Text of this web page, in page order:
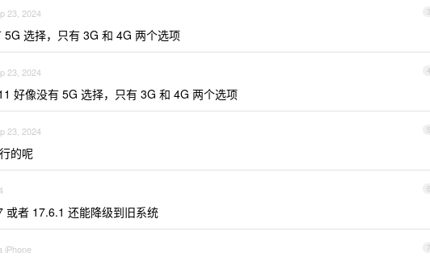
3
23, 2024
选择，只有 3G 和 4G 两个选项
4
23, 2024
好像没有 5G 选择，只有 3G 和 4G 两个选项
5
23, 2024
的呢
6
或者 17.6.1 还能降级到旧系统
7
iPhone